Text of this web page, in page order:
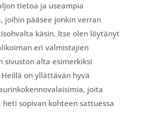
tietoa ja useampia
joihin pääsee jonkin verran
käsin. Itse olen löytänyt
eri valmistajien
sivuston alta esimerkiksi
Heillä on yllättävän hyvä
joita
sopivan kohteen sattuessa